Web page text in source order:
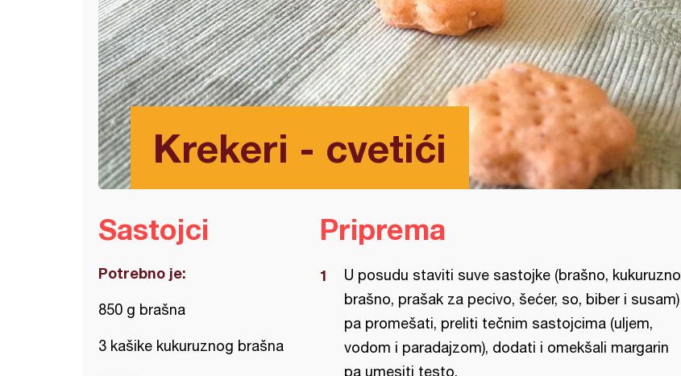
Krekeri - cvetići
Sastojci
Potrebno je:
850 g brašna
3 kašike kukuruznog brašna
Priprema
U posudu staviti suve sastojke (brašno, kukuruzno
brašno, prašak za pecivo, šećer, so, biber i susam)
pa promešati, preliti tečnim sastojcima (uljem,
vodom i paradajzom), dodati i omekšali margarin
pa umesiti testo.